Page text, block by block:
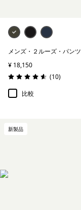
メンズ・２ルーズ・パンツ
¥ 18,150
評価: 4.6 / 5
(10レビュー
)
比較
新製品